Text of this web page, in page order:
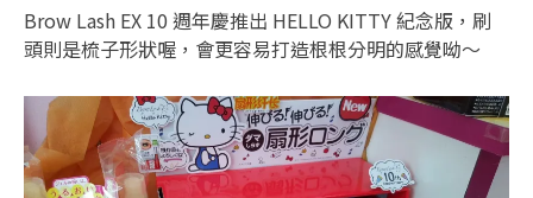
Brow Lash EX 10 週年慶推出 HELLO KITTY 紀念版，刷
頭則是梳子形狀喔，會更容易打造根根分明的感覺呦～